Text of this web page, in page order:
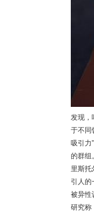
发现，
于不同
吸引力
的群
里斯
引人
被异
研究称